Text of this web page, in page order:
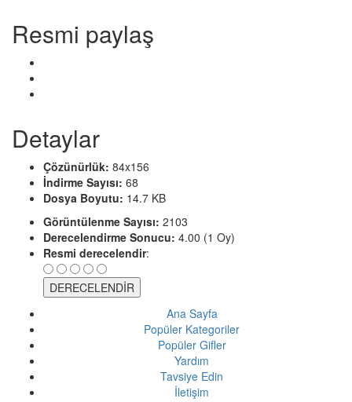
Resmi paylaş
Detaylar
Çözünürlük: 84x156
İndirme Sayısı: 68
Dosya Boyutu: 14.7 KB
Görüntülenme Sayısı: 2103
Derecelendirme Sonucu: 4.00 (1 Oy)
Resmi derecelendir:
Ana Sayfa
Popüler Kategoriler
Popüler Gifler
Yardım
Tavsiye Edin
İletişim